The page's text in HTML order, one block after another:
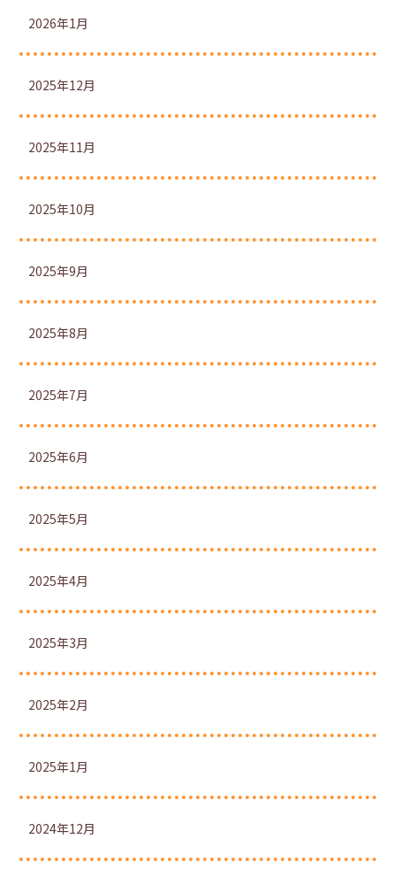
2026年1月
2025年12月
2025年11月
2025年10月
2025年9月
2025年8月
2025年7月
2025年6月
2025年5月
2025年4月
2025年3月
2025年2月
2025年1月
2024年12月